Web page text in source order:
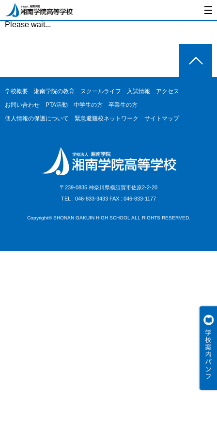
Please wait...
学校概要 湘南学院の教育 スクールライフ 入試情報
アクセス
お問い合わせ
PTA活動 中学生の方
卒業生の方
個人情報の保護について
緊急避難校ネットワーク サイトマップ
〒239-0835 神奈川県横須賀市佐原2-2-20
TEL : 046-833-3433 FAX : 046-833-1177
Copyright© SHONAN GAKUIN HIGH SCHOOL ALL RIGHTS RESERVED.